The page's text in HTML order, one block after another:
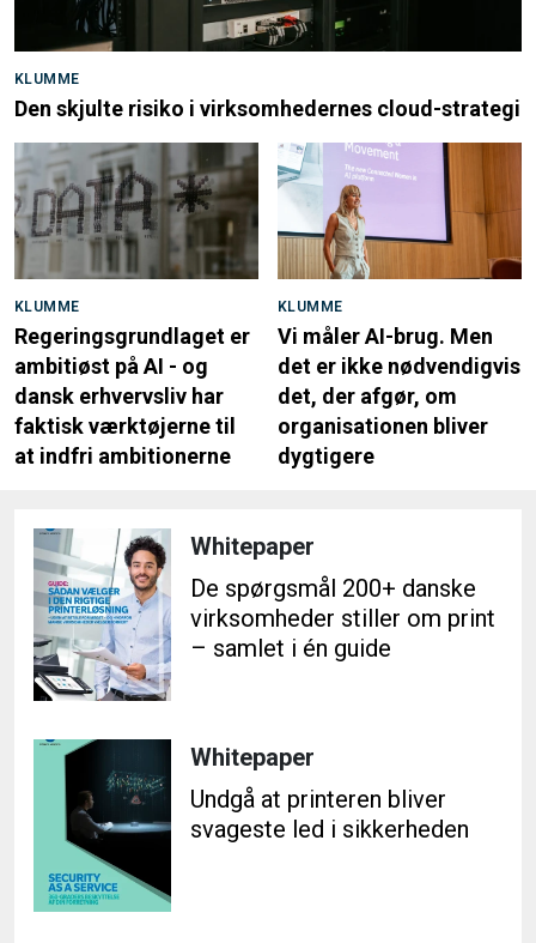
KLUMME
Den skjulte risiko i virksomhedernes cloud-strategi
KLUMME
Regeringsgrundlaget er
ambitiøst på AI - og
dansk erhvervsliv har
faktisk værktøjerne til
at indfri ambitionerne
KLUMME
Vi måler AI-brug. Men
det er ikke nødvendigvis
det, der afgør, om
organisationen bliver
dygtigere
Whitepaper
De spørgsmål 200+ danske
virksomheder stiller om print
– samlet i én guide
Whitepaper
Undgå at printeren bliver
svageste led i sikkerheden